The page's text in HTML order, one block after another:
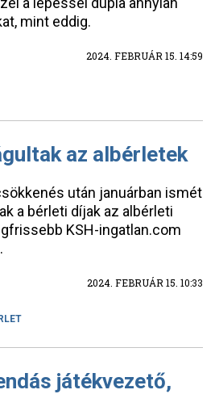
mint eddig.
2024. FEBRUÁR 15. 14:59
az albérletek
után januárban ismét
a bérleti díjak az albérleti
KSH-ingatlan.com
2024. FEBRUÁR 15. 10:33
játékvezető,